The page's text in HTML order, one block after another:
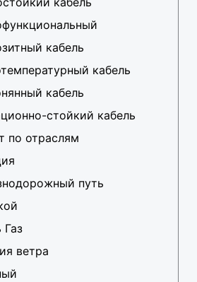
кабель
кабель
кабель
стойкий кабель
по отраслям
путь
Газ
ветра